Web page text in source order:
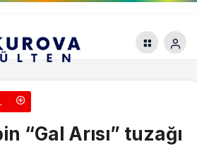
“Gal Arısı” tuzağı
hissedin!